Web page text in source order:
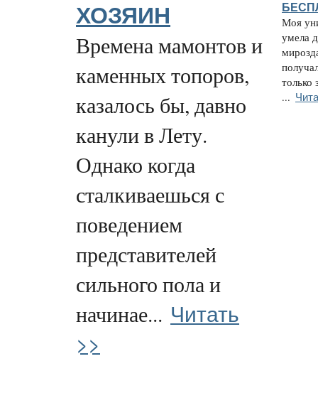
ХОЗЯИН
Времена мамонтов и
каменных топоров,
казалось бы, давно
канули в Лету.
Однако когда
сталкиваешься с
поведением
представителей
сильного пола и
начинае... Читать
>>
Моя
умела
только
...